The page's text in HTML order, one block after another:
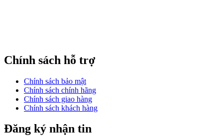
Chính sách hỗ trợ
Chính sách bảo mật
Chính sách chính hãng
Chính sách giao hàng
Chính sách khách hàng
Đăng ký nhận tin